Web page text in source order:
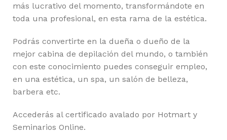
más lucrativo del momento, transformándote en
toda una profesional, en esta rama de la estética.
Podrás convertirte en la dueña o dueño de la
mejor cabina de depilación del mundo, o también
con este conocimiento puedes conseguir empleo,
en una estética, un spa, un salón de belleza,
barbera etc.
Accederás al certificado avalado por Hotmart y
Seminarios Online.